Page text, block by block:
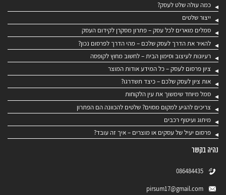
כמה עולה שלט לעסק?
ייצור שלטים
סמלים מוארים לכל עסק – פתרון מסקרן לקידום העסק
להאיר את הדרך לעסק שלכם – מהי הדרך לפרסום נכון?
רעיונות לעיצוב וסימון הבית – לחשוב מחוץ לקופסה
ציון פרסום לעסק – כל המידע אודות המוצר
אות ציון לעסק שלכם – כיצד תשדרגו?
סמל מיוחד שימשוך את עין הלקוחות
צריכים להגיע למקום מסוים? שלטים להכוונה הם הפתרון
מיתוג ועיטוף רכבים
פרסום יעיל של עסקים או מוצרים – איך זה עובד?
נהיה בקשר
086484435
pirsum17@gmail.com